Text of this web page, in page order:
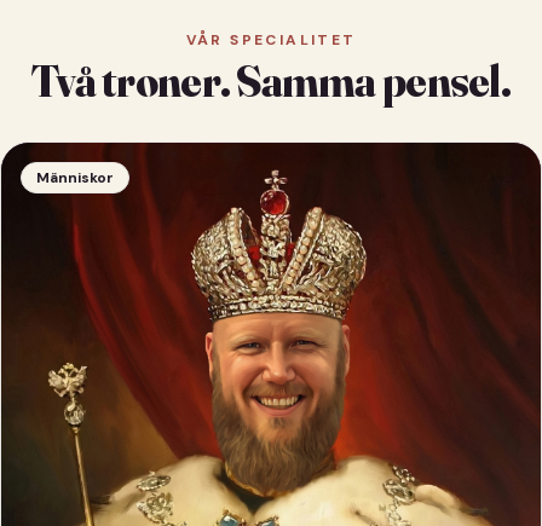
VÅR SPECIALITET
Två troner. Samma pensel.
Människor